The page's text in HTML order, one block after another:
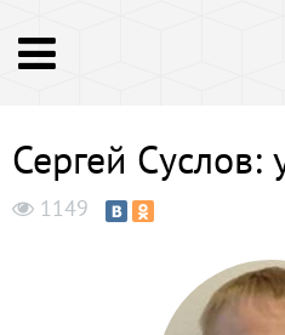
Сергей Суслов:
1149